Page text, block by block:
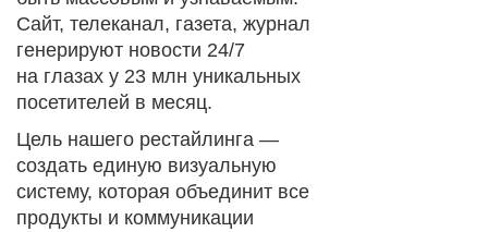
Сайт, телеканал, газета, журнал
генерируют новости 24/7
на глазах у 23 млн уникальных
посетителей в месяц.
Цель нашего рестайлинга —
создать единую визуальную
систему, которая объединит все
продукты и коммуникации